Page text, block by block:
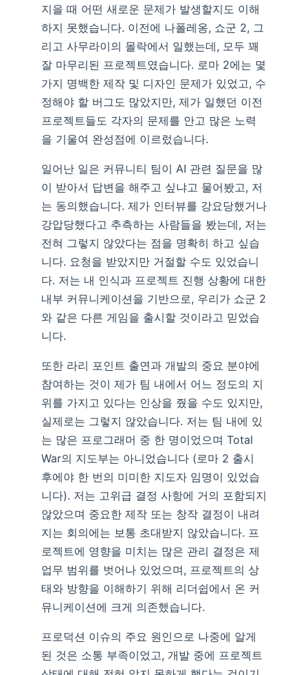
지을 때 어떤 새로운 문제가 발생할지도 이해
하지 못했습니다. 이전에 나폴레옹, 쇼군 2, 그
리고 사무라이의 몰락에서 일했는데, 모두 꽤
잘 마무리된 프로젝트였습니다. 로마 2에는 몇
가지 명백한 제작 및 디자인 문제가 있었고, 수
정해야 할 버그도 많았지만, 제가 일했던 이전
프로젝트들도 각자의 문제를 안고 많은 노력
을 기울여 완성점에 이르렀습니다.
일어난 일은 커뮤니티 팀이 AI 관련 질문을 많
이 받아서 답변을 해주고 싶냐고 물어봤고, 저
는 동의했습니다. 제가 인터뷰를 강요당했거나
강압당했다고 추측하는 사람들을 봤는데, 저는
전혀 그렇지 않았다는 점을 명확히 하고 싶습
니다. 요청을 받았지만 거절할 수도 있었습니
다. 저는 내 인식과 프로젝트 진행 상황에 대한
내부 커뮤니케이션을 기반으로, 우리가 쇼군 2
와 같은 다른 게임을 출시할 것이라고 믿었습
니다.
또한 라리 포인트 출연과 개발의 중요 분야에
참여하는 것이 제가 팀 내에서 어느 정도의 지
위를 가지고 있다는 인상을 줬을 수도 있지만,
실제로는 그렇지 않았습니다. 저는 팀 내에 있
는 많은 프로그래머 중 한 명이었으며 Total
War의 지도부는 아니었습니다 (로마 2 출시
후에야 한 번의 미미한 지도자 임명이 있었습
니다). 저는 고위급 결정 사항에 거의 포함되지
않았으며 중요한 제작 또는 창작 결정이 내려
지는 회의에는 보통 초대받지 않았습니다. 프
로젝트에 영향을 미치는 많은 관리 결정은 제
업무 범위를 벗어나 있었으며, 프로젝트의 상
태와 방향을 이해하기 위해 리더쉽에서 온 커
뮤니케이션에 크게 의존했습니다.
프로덕션 이슈의 주요 원인으로 나중에 알게
된 것은 소통 부족이었고, 개발 중에 프로젝트